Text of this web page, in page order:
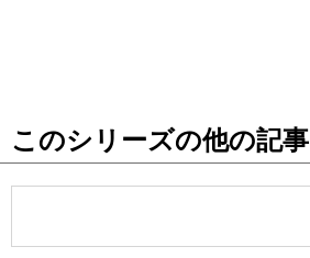
このシリーズの他の記事